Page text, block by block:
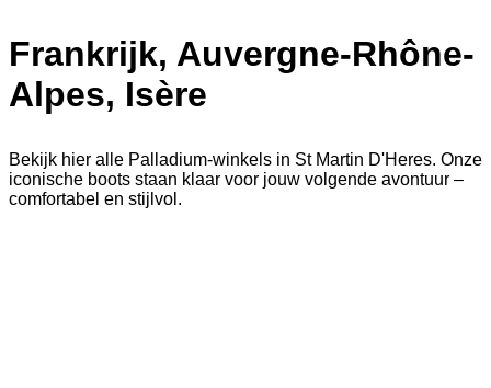
Frankrijk, Auvergne-Rhône-
Alpes, Isère
Bekijk hier alle Palladium-winkels in St Martin D'Heres. Onze
iconische boots staan klaar voor jouw volgende avontuur –
comfortabel en stijlvol.